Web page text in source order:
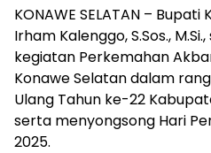
KONAWE SELATAN –
Irham Kalenggo, S.Sos.,
kegiatan Perkemahan
Konawe Selatan dalam
Ulang Tahun ke-22
serta menyongsong Hari
2025.